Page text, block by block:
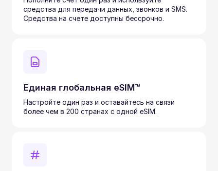
средства для передачи данных, звонков и SMS.
Средства на счете доступны бессрочно.
Единая глобальная eSIM™
Настройте один раз и оставайтесь на связи
более чем в 200 странах с одной eSIM.